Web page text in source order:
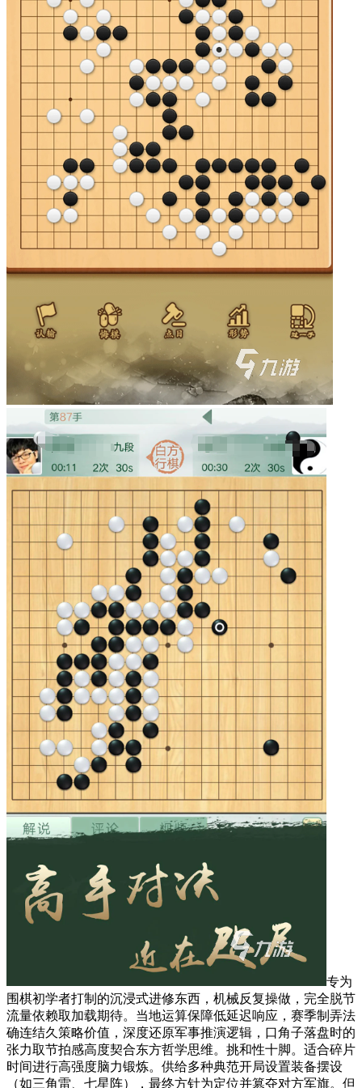
专为
围棋初学者打制的沉浸式进修东西，机械反复操做，完全脱节
流量依赖取加载期待。当地运算保障低延迟响应，赛季制弄法
确连结久策略价值，深度还原军事推演逻辑，口角子落盘时的
张力取节拍感高度契合东方哲学思维。挑和性十脚。适合碎片
时间进行高强度脑力锻炼。供给多种典范开局设置装备摆设
（如三角雷、七星阵），最终方针为定位并篡夺对方军旗。但